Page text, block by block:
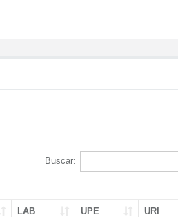
Buscar:
LAB UPE URI